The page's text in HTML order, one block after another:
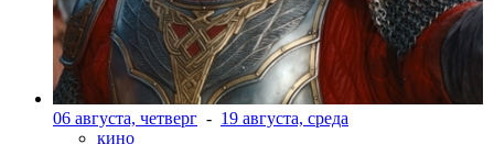
06 августа, четверг - 19 августа, среда
кино